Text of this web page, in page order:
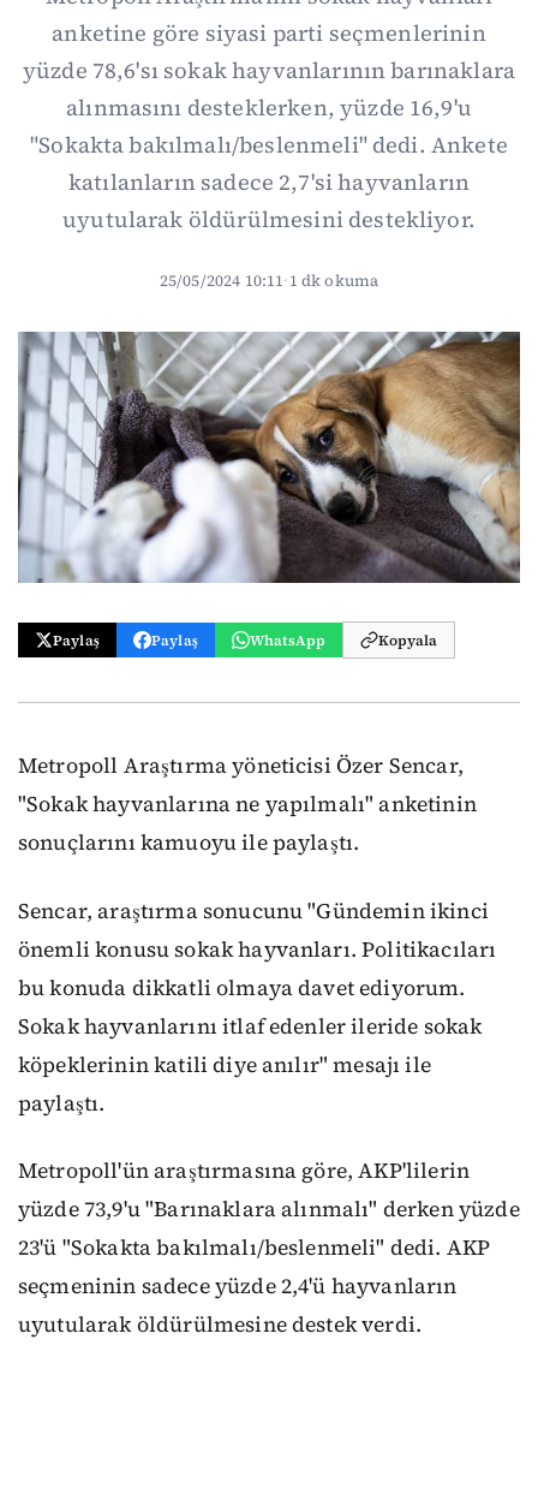
anketine göre siyasi parti seçmenlerinin
yüzde 78,6'sı sokak hayvanlarının barınaklara
alınmasını desteklerken, yüzde 16,9'u
"Sokakta bakılmalı/beslenmeli" dedi. Ankete
katılanların sadece 2,7'si hayvanların
uyutularak öldürülmesini destekliyor.
25/05/2024 10:11·1 dk okuma
Paylaş Paylaş WhatsApp Kopyala
Metropoll Araştırma yöneticisi Özer Sencar,
"Sokak hayvanlarına ne yapılmalı" anketinin
sonuçlarını kamuoyu ile paylaştı.
Sencar, araştırma sonucunu "Gündemin ikinci
önemli konusu sokak hayvanları. Politikacıları
bu konuda dikkatli olmaya davet ediyorum.
Sokak hayvanlarını itlaf edenler ileride sokak
köpeklerinin katili diye anılır" mesajı ile
paylaştı.
Metropoll'ün araştırmasına göre, AKP'lilerin
yüzde 73,9'u "Barınaklara alınmalı" derken yüzde
23'ü "Sokakta bakılmalı/beslenmeli" dedi. AKP
seçmeninin sadece yüzde 2,4'ü hayvanların
uyutularak öldürülmesine destek verdi.